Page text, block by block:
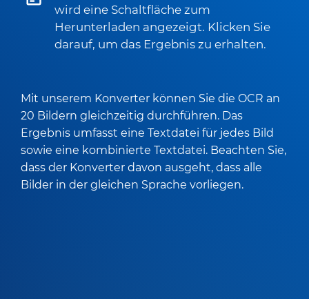
wird eine Schaltfläche zum
Herunterladen angezeigt. Klicken Sie
darauf, um das Ergebnis zu erhalten.
Mit unserem Konverter können Sie die OCR an
20 Bildern gleichzeitig durchführen. Das
Ergebnis umfasst eine Textdatei für jedes Bild
sowie eine kombinierte Textdatei. Beachten Sie,
dass der Konverter davon ausgeht, dass alle
Bilder in der gleichen Sprache vorliegen.